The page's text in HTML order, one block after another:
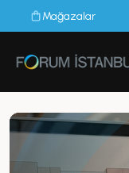
Mağazalar